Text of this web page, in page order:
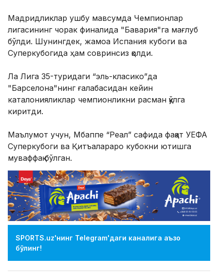
Мадридликлар ушбу мавсумда Чемпионлар
лигасининг чорак финалида "Бавария"га мағлуб
бўлди. Шунингдек, жамоа Испания кубоги ва
Суперкубогида ҳам совринсиз қолди.
Ла Лига 35-туридаги “эль-класико”да
"Барселона"нинг ғалабасидан кейин
каталонияликлар чемпионликни расман қўлга
киритди.
Маълумот учун, Мбаппе “Реал” сафида фақат УЕФА
Суперкубоги ва Қитъалараро кубокни ютишга
муваффақ бўлган.
SPORTS.uz'нинг Telegram'даги каналига аъзо
бўлинг!